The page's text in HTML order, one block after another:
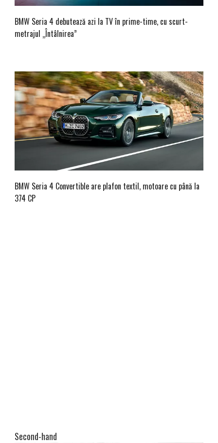
BMW Seria 4 debutează azi la TV în prime-time, cu scurt-
metrajul „Întâlnirea”
BMW Seria 4 Convertible are plafon textil, motoare cu până la
374 CP
Second-hand